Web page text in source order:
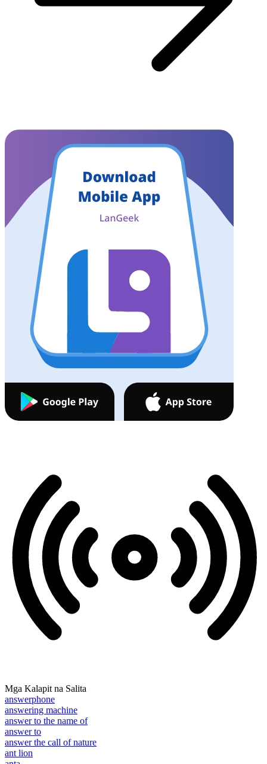
Mga Kalapit na Salita
answerphone
answering machine
answer to the name of
answer to
answer the call of nature
ant lion